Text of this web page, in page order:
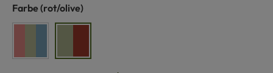
Farbe auswählen
(rot/olive)